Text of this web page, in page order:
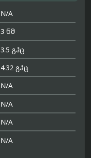
N/A
3 ნმ
3.5 გჰც
4.32 გჰც
N/A
N/A
N/A
N/A